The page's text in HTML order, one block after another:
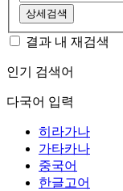
상세검색
결과 내 재검색
인기 검색어
다국어 입력
히라가나
가타카나
중국어
한글고어